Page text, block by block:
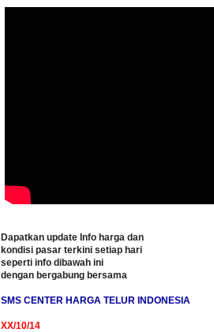
Dapatkan update Info harga dan
kondisi pasar terkini setiap hari
seperti info dibawah ini
dengan bergabung bersama
SMS CENTER HARGA TELUR INDONESIA
XX/10/14